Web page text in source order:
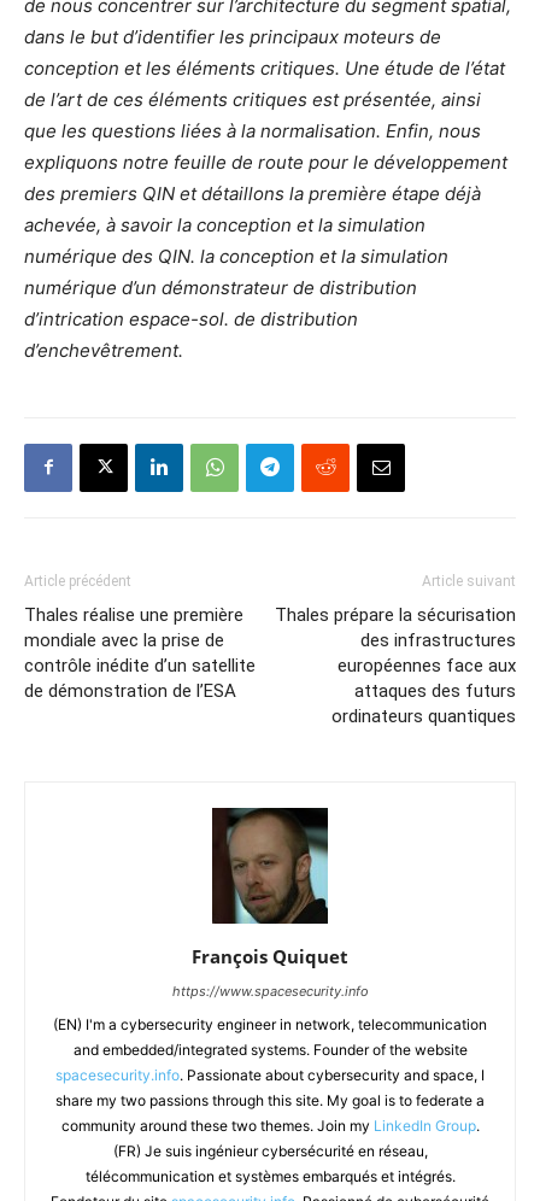
de nous concentrer sur l’architecture du segment spatial,
dans le but d’identifier les principaux moteurs de
conception et les éléments critiques. Une étude de l’état
de l’art de ces éléments critiques est présentée, ainsi
que les questions liées à la normalisation. Enfin, nous
expliquons notre feuille de route pour le développement
des premiers QIN et détaillons la première étape déjà
achevée, à savoir la conception et la simulation
numérique des QIN. la conception et la simulation
numérique d’un démonstrateur de distribution
d’intrication espace-sol. de distribution
d’enchevêtrement.
Article précédent
Thales réalise une première
mondiale avec la prise de
contrôle inédite d’un satellite
de démonstration de l’ESA
Article suivant
Thales prépare la sécurisation
des infrastructures
européennes face aux
attaques des futurs
ordinateurs quantiques
François Quiquet
https://www.spacesecurity.info
(EN) I'm a cybersecurity engineer in network, telecommunication
and embedded/integrated systems. Founder of the website
spacesecurity.info. Passionate about cybersecurity and space, I
share my two passions through this site. My goal is to federate a
community around these two themes. Join my LinkedIn Group.
(FR) Je suis ingénieur cybersécurité en réseau,
télécommunication et systèmes embarqués et intégrés.